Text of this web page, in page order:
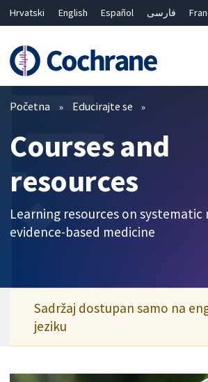
Hrvatski English Español فارسی
繁體中文
简体中文
Prečistači
Početna Educirajte se
Courses and
resources
Learning resources on systematic
evidence-based medicine
Sadržaj dostupan samo na
jeziku